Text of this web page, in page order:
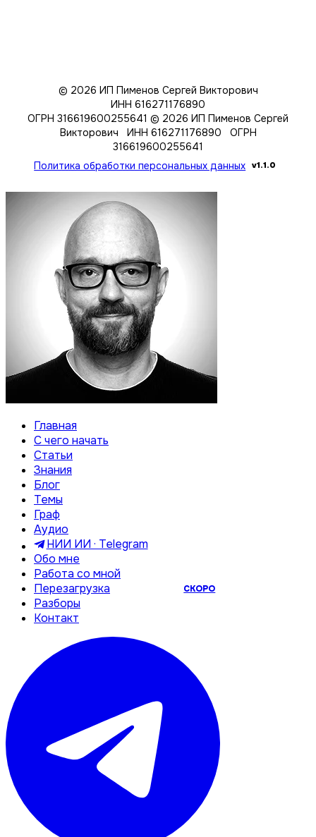
© 2026 ИП Пименов Сергей Викторович
ИНН 616271176890
ОГРН 316619600255641 © 2026 ИП Пименов Сергей
Викторович ИНН 616271176890 ОГРН
316619600255641
Политика обработки персональных данных v1.1.0
Главная
С чего начать
Статьи
Знания
Блог
Темы
Граф
Аудио
НИИ ИИ · Telegram
Обо мне
Работа со мной
Перезагрузка
СКОРО
Разборы
Контакт